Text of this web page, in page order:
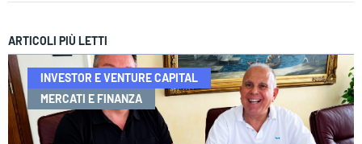
ARTICOLI PIÙ LETTI
INVESTOR E VENTURE CAPITAL
MERCATI E FINANZA